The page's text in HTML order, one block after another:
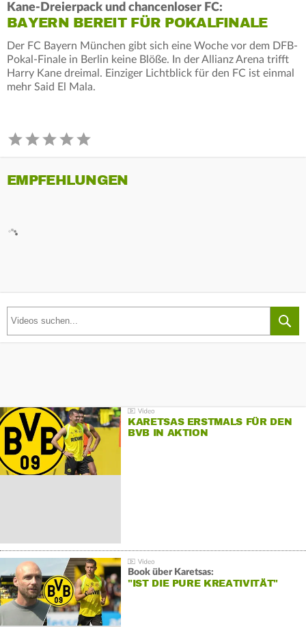
Kane-Dreierpack und chancenloser FC:
BAYERN BEREIT FÜR POKALFINALE
Der FC Bayern München gibt sich eine Woche vor dem DFB-
Pokal-Finale in Berlin keine Blöße. In der Allianz Arena trifft
Harry Kane dreimal. Einziger Lichtblick für den FC ist einmal
mehr Said El Mala.
EMPFEHLUNGEN
KARETSAS ERSTMALS FÜR DEN
BVB IN AKTION
Book über Karetsas:
"IST DIE PURE KREATIVITÄT"